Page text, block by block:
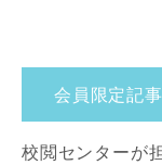
会員限定記
校閲センターが